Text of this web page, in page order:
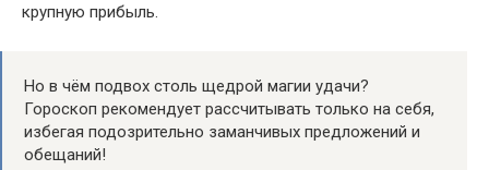
крупную прибыль.
Но в чём подвох столь щедрой магии удачи?
Гороскоп рекомендует рассчитывать только на себя,
избегая подозрительно заманчивых предложений и
обещаний!